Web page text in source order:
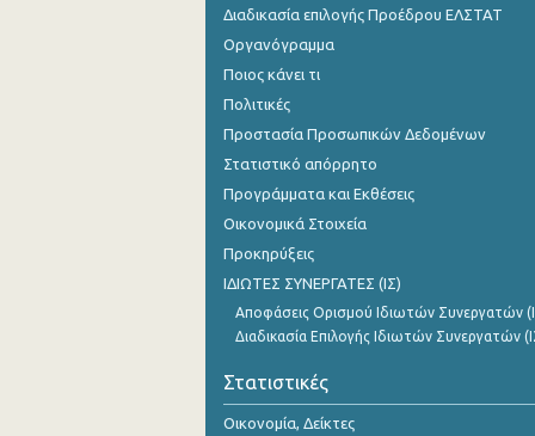
Μαΐου 2024
Μαρτίου 2024
Φεβρουαρίου 2024
Ιανουαρίου 2024
Δεκεμβρίου 2023
Νοεμβρίου 2023
Οκτωβρίου 2023
Σεπτεμβρίου 2023
Διαδικασία επιλογής Προέδρου ΕΛΣΤΑΤ
Οργανόγραμμα
Ποιος κάνει τι
Πολιτικές
Προστασία Προσωπικών Δεδομένων
Στατιστικό απόρρητο
Προγράμματα και Εκθέσεις
Οικονομικά Στοιχεία
Προκηρύξεις
ΙΔΙΩΤΕΣ ΣΥΝΕΡΓΑΤΕΣ (ΙΣ)
Αποφάσεις Ορισμού Ιδιωτών Συνεργατών
Διαδικασία Επιλογής Ιδιωτών Συνεργατών
Στατιστικές
Οικονομία, Δείκτες